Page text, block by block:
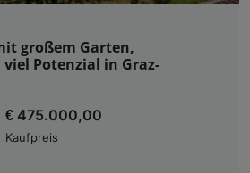
großem Garten,
Potenzial in Graz-
€ 475.000,00
Kaufpreis